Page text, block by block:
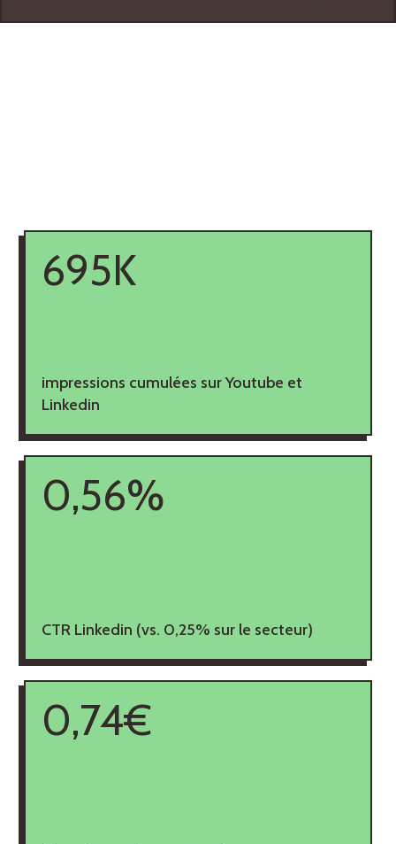
695K
impressions cumulées sur Youtube et
Linkedin
0,56%
CTR Linkedin (vs. 0,25% sur le secteur)
0,74€